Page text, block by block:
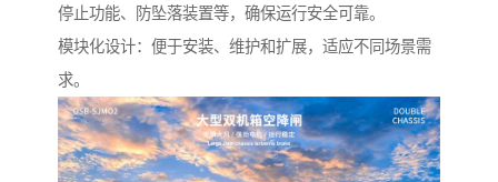
停止功能、防坠落装置等，确保运行安全可靠。
模块化设计：便于安装、维护和扩展，适应不同场景需
求。